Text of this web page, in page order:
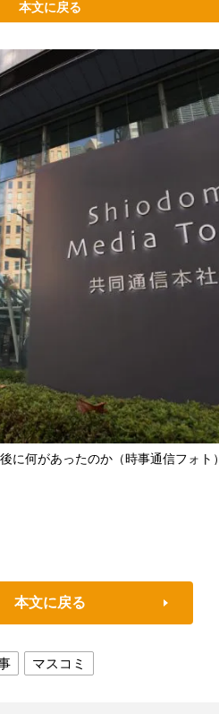
本文に戻る
に何があったのか（時事通信フォト）
本文に戻る
マスコミ